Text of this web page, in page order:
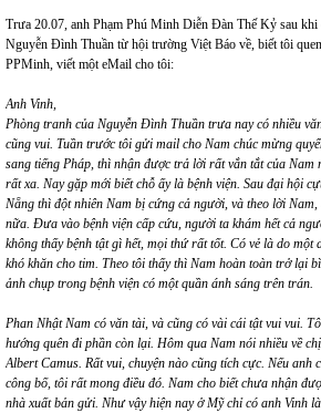
Trưa 20.07, anh Phạm Phú Minh Diễn Đàn Thế Kỷ sau khi
Nguyễn Đình Thuần từ hội trường Việt Báo về, biết tôi
PPMinh, viết một eMail cho tôi:
Anh Vinh,
Phòng tranh của Nguyễn Đình Thuần trưa nay có nhiều
cũng vui. Tuần trước tôi gửi mail cho Nam chúc mừng
sang tiếng Pháp, thì nhận được trả lời rất vắn tắt của Nam
rất xa. Nay gặp mới biết chỗ ấy là bệnh viện. Sau đại hội
Nẵng thì đột nhiên Nam bị cứng cả người, và theo lời
nữa. Đưa vào bệnh viện cấp cứu, người ta khám hết cả
không thấy bệnh tật gì hết, mọi thứ rất tốt. Có vẻ là do một
khó khăn cho tim. Theo tôi thấy thì Nam hoàn toàn trở lại
ảnh chụp trong bệnh viện có một quần ánh sáng trên trán.
Phan Nhật Nam có văn tài, và cũng có vài cái tật vui vui.
hướng quên đi phần còn lại. Hôm qua Nam nói nhiều về
Albert Camus. Rất vui, chuyện nào cũng tích cực. Nếu anh
công bố, tôi rất mong điều đó. Nam cho biết chưa nhận
nhà xuất bản gửi. Như vậy hiện nay ở Mỹ chỉ có anh Vinh